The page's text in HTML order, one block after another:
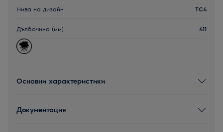
Нива на дизайн TC4
Дълбочина (мм) 411
Основни характеристики
Документация